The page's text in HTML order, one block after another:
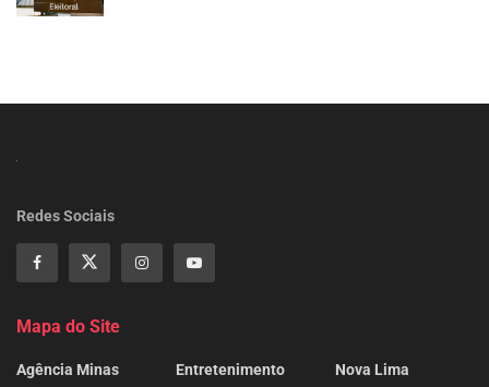
Redes Sociais
Mapa do Site
Agência Minas
Entretenimento
Nova Lima